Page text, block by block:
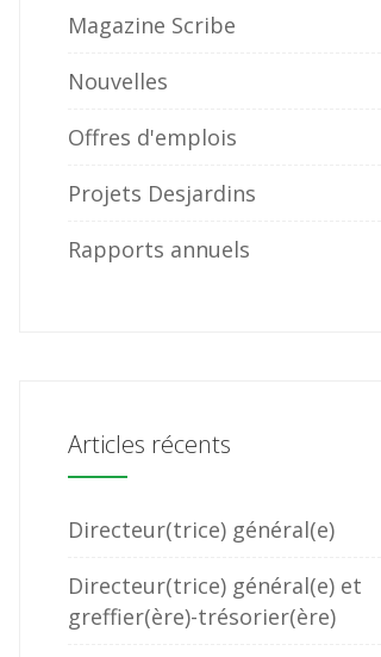
Magazine Scribe
Nouvelles
Offres d'emplois
Projets Desjardins
Rapports annuels
Articles récents
Directeur(trice) général(e)
Directeur(trice) général(e) et
greffier(ère)-trésorier(ère)